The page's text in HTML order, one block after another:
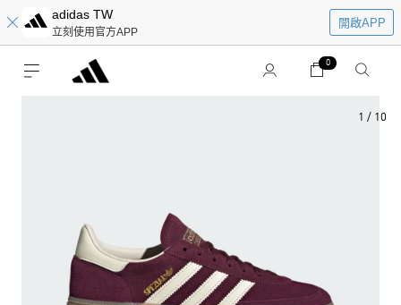
adidas TW
立刻使用官方APP
開啟APP
0
1 / 10